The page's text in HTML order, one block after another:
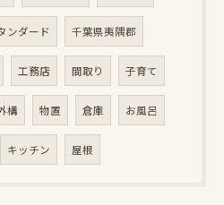
ンダード 千葉県夷隅郡
工務店 間取り 子育て
構 物置 倉庫 お風呂
キッチン 屋根